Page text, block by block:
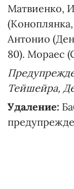
Матвиенко,
Антонио
80). Мораес
Тейшейра,
Удаление: